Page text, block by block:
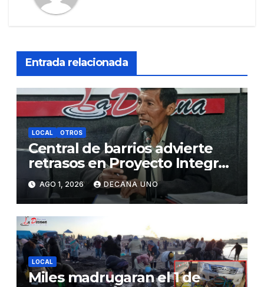
Entrada relacionada
LOCAL OTROS
Central de barrios advierte
retrasos en Proyecto Integral
de Agua y Alcantarillado para
Juliaca
AGO 1, 2026 DECANA UNO
LOCAL
Miles madrugaran el 1 de